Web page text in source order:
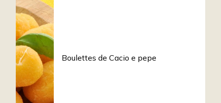
Boulettes de Cacio e pepe